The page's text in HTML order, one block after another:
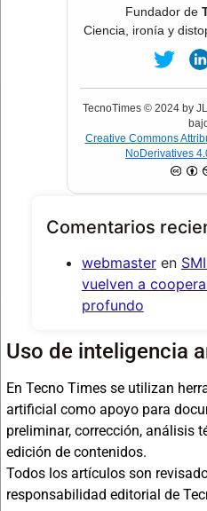
Fundador de
Ciencia, ironía y
TecnoTimes © 2024 by
Creative Commons
NoDerivatives
Comentarios
webmasteren
vuelven a
profundo
Uso de inteligencia
En Tecno Times se utilizan
artificial como apoyo para
preliminar, corrección, análisis
edición de contenidos.
Todos los artículos son
responsabilidad editorial de